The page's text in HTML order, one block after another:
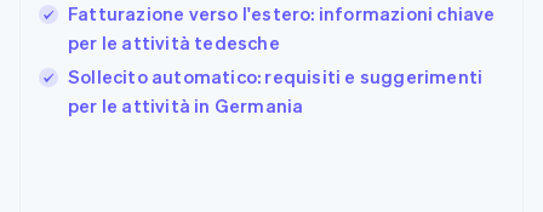
Fatturazione verso l'estero: informazioni chiave
per le attività tedesche
Sollecito automatico: requisiti e suggerimenti
per le attività in Germania
Grecia
English
India
Irlanda